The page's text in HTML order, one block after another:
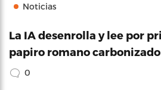
Noticias
La IA desenrolla y lee por
papiro romano carbonizado
0